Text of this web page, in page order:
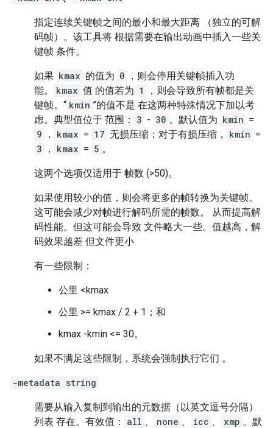
指定连续关键帧之间的最小和最大距离 （独立的可解
码帧）。该工具将 根据需要在输出动画中插入一些关
键帧 条件。
如果 kmax 的值为 0
，则会停用关键帧插入功
能。
kmax 值 的值若为 1
，则会导致所有帧都是关
键帧。“ kmin ”的值不是 在这两种特殊情况下加以考
虑。典型值位于 范围：
3 - 30 。默认值为 kmin =
9
， kmax = 17 无损压缩；对于有损压缩， kmin =
3
， kmax = 5 。
这两个选项仅适用于 帧数 (>50)。
如果使用较小的值，则会将更多的帧转换为关键帧。
这可能会减少对帧进行解码所需的帧数。 从而提高解
码性能。但这可能会导致 文件略大一些。值越高，解
码效果越差 但文件更小
有一些限制：
公里 <kmax
公里 >= kmax / 2 + 1；和
kmax -kmin <= 30。
如果不满足这些限制，系统会强制执行它们 。
-metadata string
需要从输入复制到输出的元数据（以英文逗号分隔）
列表 存在。有效值：
all 、 none 、 icc 、 xmp 。默